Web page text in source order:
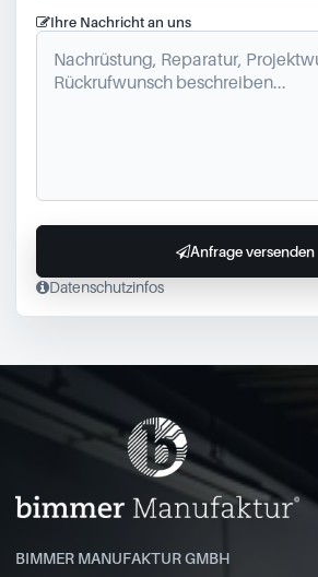
Ihre Nachricht an uns
Datenschutzinfos
Anfrage versenden
BIMMER MANUFAKTUR GMBH